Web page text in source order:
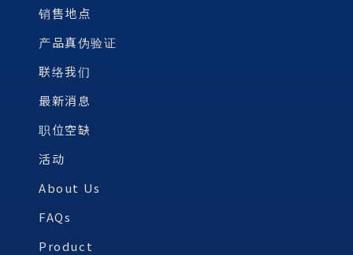
销售地点
产品真伪验证
联络我们
最新消息
职位空缺
活动
About Us
FAQs
Product